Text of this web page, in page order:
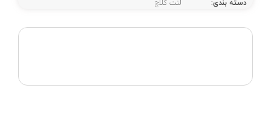
دسته بندی:
لنت کلاچ